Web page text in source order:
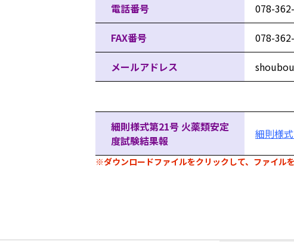
電話番号 078-
FAX番号 078-
メールアドレス
細則様式第21号 火薬類安定
度試験結果報
細則様
※ダウンロードファイルをクリックして、ファイル